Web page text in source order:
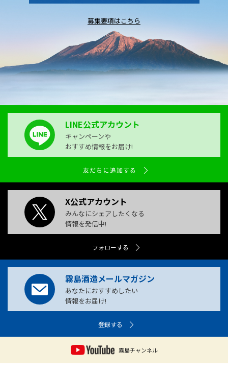
募集要項はこちら
LINE公式アカウント
キャンペーンや
おすすめ情報をお届け!
友だちに追加する
X公式アカウント
みんなにシェアしたくなる
情報を発信中!
フォローする
霧島酒造メールマガジン
あなたにおすすめしたい
情報をお届け!
登録する
霧島チャンネル